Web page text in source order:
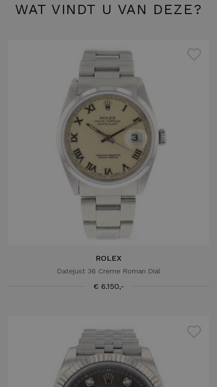
WAT VINDT U VAN DEZE?
ROLEX
Datejust 36 Creme Roman Dial
€ 6.150,-